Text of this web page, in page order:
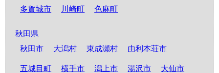
多賀城市 川崎町 色麻町
秋田県
秋田市
大潟村 東成瀬村 由利本荘市
五城目町 横手市 潟上市 湯沢市 大仙市